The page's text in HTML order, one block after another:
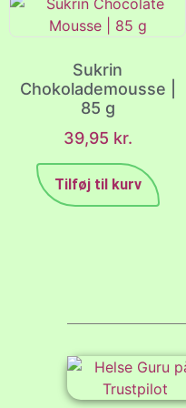
Sukrin
Chokolademousse |
85 g
39,95 kr.
Tilføj til kurv